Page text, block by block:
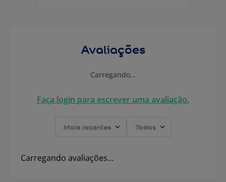
Avaliações
Carregando…
Faça login para escrever uma avaliação.
Mais recentes Todos
Carregando avaliações…